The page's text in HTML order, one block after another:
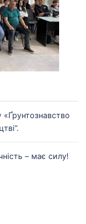
– має силу!